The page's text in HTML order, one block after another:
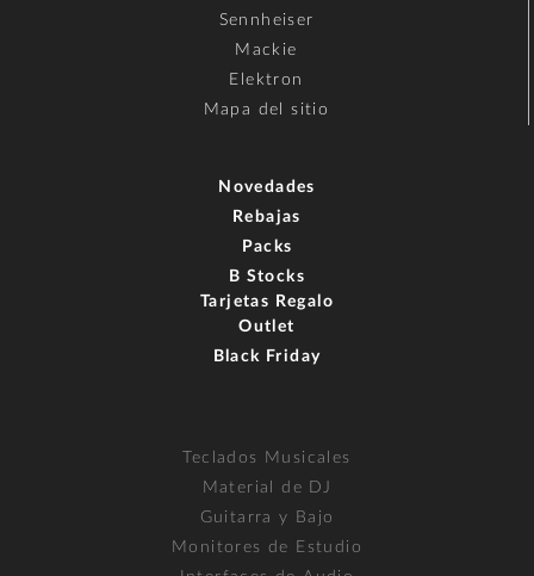
Sennheiser
Mackie
Elektron
Mapa del sitio
Novedades
Rebajas
Packs
B Stocks
Tarjetas Regalo
Outlet
Black Friday
Teclados Musicales
Material de DJ
Guitarra y Bajo
Monitores de Estudio